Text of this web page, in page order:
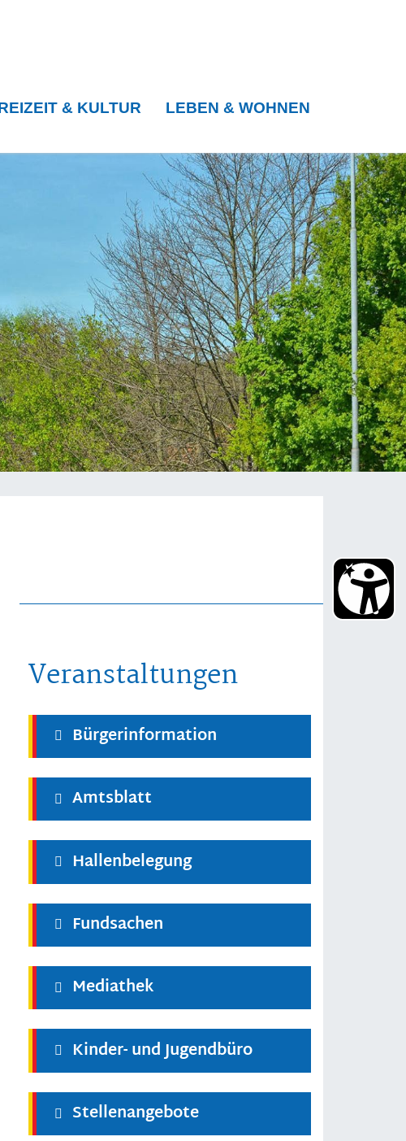
& KULTUR LEBEN & WOHNEN
Veranstaltungen
Bürgerinformation
Amtsblatt
Hallenbelegung
Fundsachen
Mediathek
Kinder- und Jugendbüro
Stellenangebote